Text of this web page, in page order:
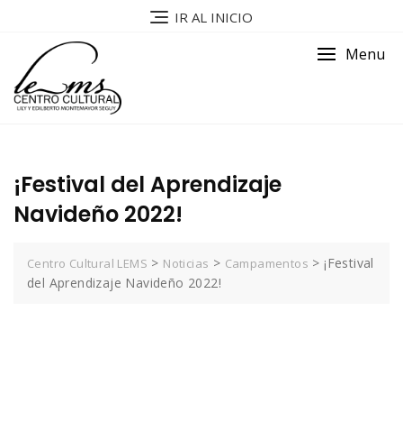
IR AL INICIO
Menu
¡Festival del Aprendizaje
Navideño 2022!
Centro Cultural LEMS > Noticias > Campamentos >¡Festival
del Aprendizaje Navideño 2022!